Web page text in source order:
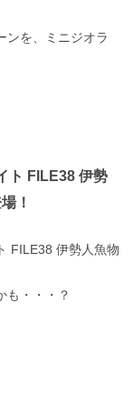
ンを、ミニジオラ
ト FILE38 伊勢
！
FILE38 伊勢人魚物
も・・・？